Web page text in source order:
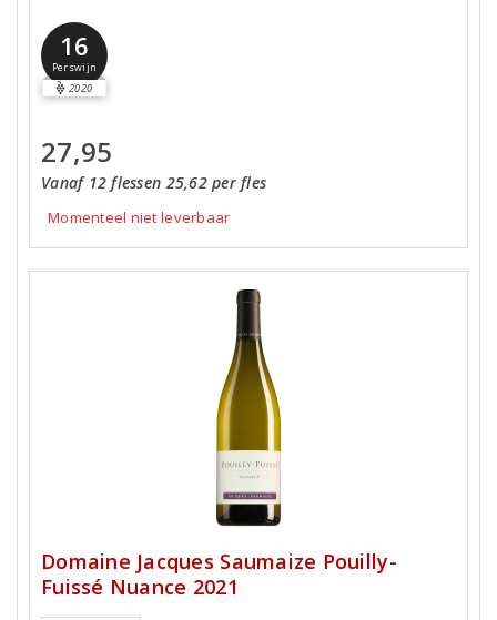
16
Perswijn
2020
27,95
Vanaf 12 flessen 25,62 per fles
Momenteel niet leverbaar
Domaine Jacques Saumaize Pouilly-
Fuissé Nuance 2021